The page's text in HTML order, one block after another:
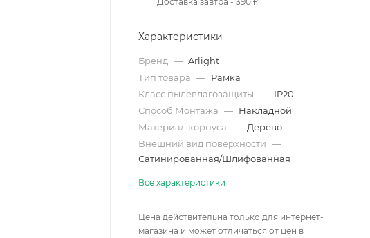
Характеристики
Бренд — Arlight
Тип товара — Рамка
Класс пылевлагозащиты — IP20
Способ Монтажа — Накладной
Материал корпуса — Дерево
Внешний вид поверхности —
Сатинированная/Шлифованная
Все характеристики
Цена действительна только для интернет-
магазина и может отличаться от цен в